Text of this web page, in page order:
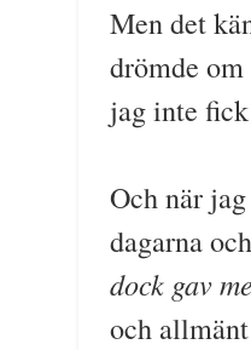
Men det
drömde
jag inte
Och när
dagarna
dock gav
och